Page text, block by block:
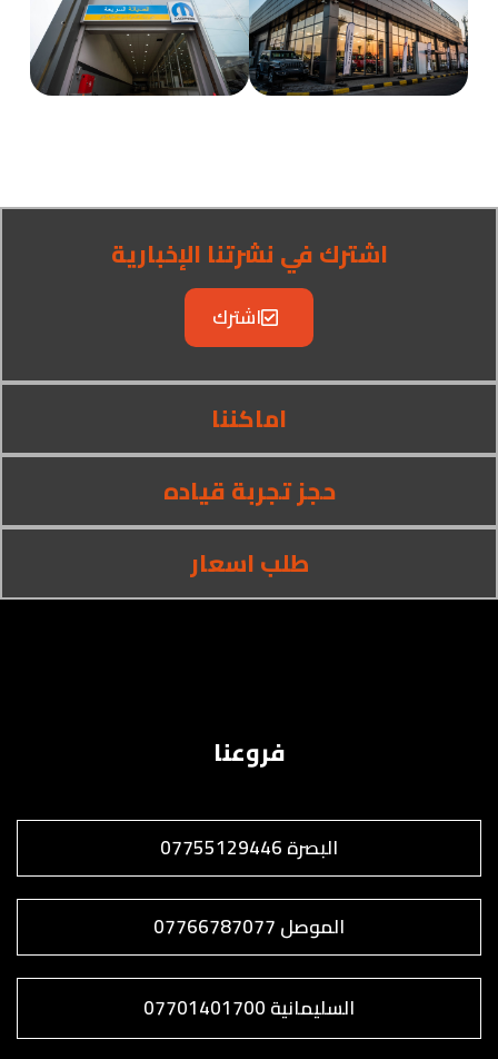
اشترك في نشرتنا الإخبارية
اشترك
اماكننا
حجز تجربة قياده
طلب اسعار
فروعنا
البصرة 07755129446
الموصل 07766787077
السليمانية 07701401700